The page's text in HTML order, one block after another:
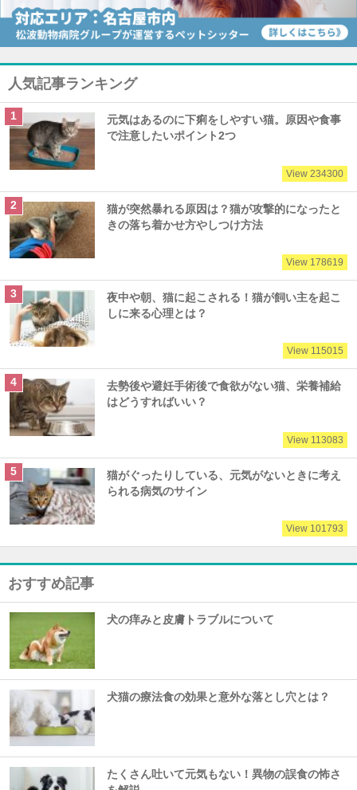
人気記事ランキング
元気はあるのに下痢をしやすい猫。原因や食事
で注意したいポイント2つ
View 234300
猫が突然暴れる原因は？猫が攻撃的になったと
きの落ち着かせ方やしつけ方法
View 178619
夜中や朝、猫に起こされる！猫が飼い主を起こ
しに来る心理とは？
View 115015
去勢後や避妊手術後で食欲がない猫、栄養補給
はどうすればいい？
View 113083
猫がぐったりしている、元気がないときに考え
られる病気のサイン
View 101793
おすすめ記事
犬の痒みと皮膚トラブルについて
犬猫の療法食の効果と意外な落とし穴とは？
たくさん吐いて元気もない！異物の誤食の怖さ